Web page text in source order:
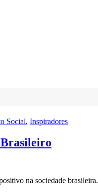
Social, Inspiradores
na sociedade brasileira.